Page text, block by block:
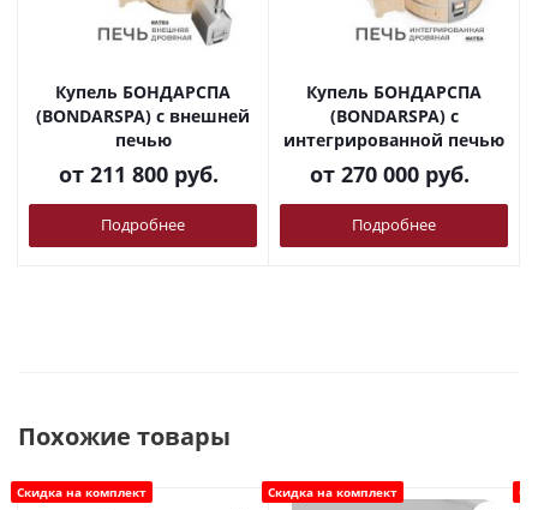
Купель БОНДАРСПА
(BONDARSPA) с внешней
печью
от 211 800 руб.
Подробнее
Купель БОНДАРСПА
(BONDARSPA) с
интегрированной печью
от 270 000 руб.
Подробнее
Похожие товары
Скидка на комплект Скидка на комплект